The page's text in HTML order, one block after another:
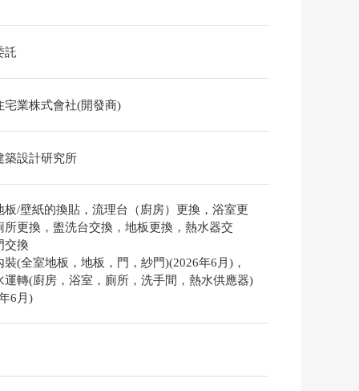
託
宅業株式會社(開發商)
築設計研究所
板/壁紙的換貼，流理台（廚房）更換，浴室更
所更換，盥洗台交換，地板更換，熱水器交
交換
裝(全室地板，地板，門，紗門)(2026年6月)，
運轉(廚房，浴室，廁所，洗手間，熱水供應器)
6月)